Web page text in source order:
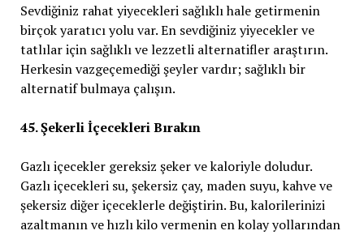
Sevdiğiniz rahat yiyecekleri sağlıklı hale getirmenin
birçok yaratıcı yolu var. En sevdiğiniz yiyecekler ve
tatlılar için sağlıklı ve lezzetli alternatifler araştırın.
Herkesin vazgeçemediği şeyler vardır; sağlıklı bir
alternatif bulmaya çalışın.
45. Şekerli İçecekleri Bırakın
Gazlı içecekler gereksiz şeker ve kaloriyle doludur.
Gazlı içecekleri su, şekersiz çay, maden suyu, kahve ve
şekersiz diğer içeceklerle değiştirin. Bu, kalorilerinizi
azaltmanın ve hızlı kilo vermenin en kolay yollarından